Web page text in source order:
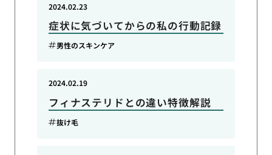
症状に気づいてからの私の行動記録
2024.02.23
男性のスキンケア
フィナステリドとの違い特徴解説
2024.02.19
抜け毛